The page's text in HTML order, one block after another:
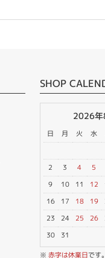
SHOP
2026年
日 月 火 水
2
3 4 5
9
10 11 12
16
17 18 19
23
24 25 26
30
31
※ 赤字は休業日です。